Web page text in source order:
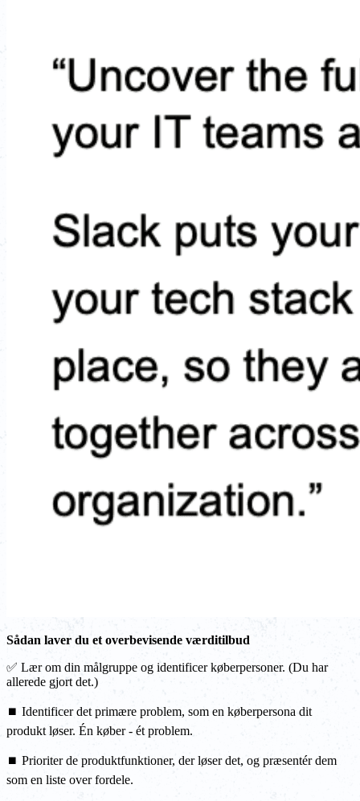
Sådan laver du et overbevisende værditilbud
✅ Lær om din målgruppe og identificer køberpersoner. (Du har
allerede gjort det.)
⏹️ Identificer det primære problem, som en køberpersona dit
produkt løser. Én køber - ét problem.
⏹️ Prioriter de produktfunktioner, der løser det, og præsentér dem
som en liste over fordele.